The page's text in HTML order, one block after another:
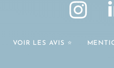
VOIR LES AVIS ⭐️